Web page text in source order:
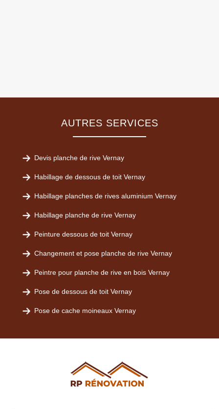
AUTRES SERVICES
Devis planche de rive Vernay
Habillage de dessous de toit Vernay
Habillage planches de rives aluminium Vernay
Habillage planche de rive Vernay
Peinture dessous de toit Vernay
Changement et pose planche de rive Vernay
Peintre pour planche de rive en bois Vernay
Pose de dessous de toit Vernay
Pose de cache moineaux Vernay